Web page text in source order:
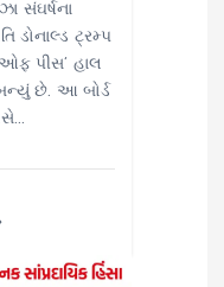
સંઘર્ષના
ડોનાલ્ડ ટ્રમ્પ
ઓફ પીસ’ હાલ
છે. આ બોર્ડ